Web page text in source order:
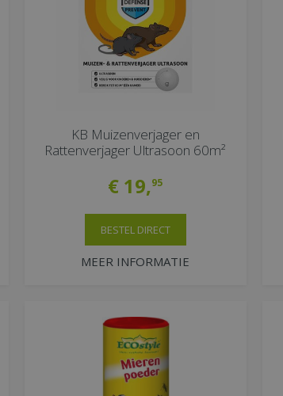
KB Muizenverjager en
Rattenverjager Ultrasoon 60m²
€ 19,95
MEER INFORMATIE
BESTEL DIRECT